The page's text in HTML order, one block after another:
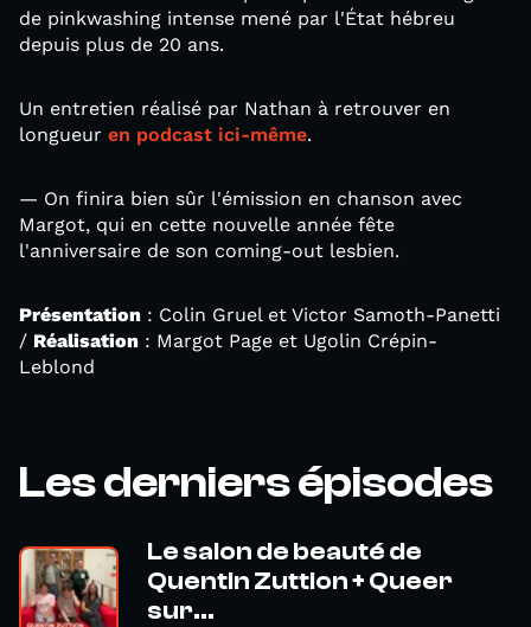
de pinkwashing intense mené par l'État hébreu
depuis plus de 20 ans.
Un entretien réalisé par Nathan à retrouver en
longueur en podcast ici-même.
— On finira bien sûr l'émission en chanson avec
Margot, qui en cette nouvelle année fête
l'anniversaire de son coming-out lesbien.
Présentation : Colin Gruel et Victor Samoth-Panetti
/ Réalisation : Margot Page et Ugolin Crépin-
Leblond
Les derniers épisodes
Le salon de beauté de
Quentin Zuttion + Queer
sur...